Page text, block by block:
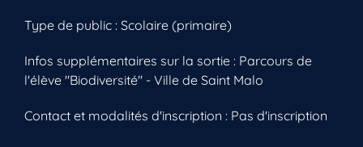
Type de public : Scolaire (primaire)
Infos supplémentaires sur la sortie : Parcours de
l'élève "Biodiversité" - Ville de Saint Malo
Contact et modalités d'inscription : Pas d'inscription